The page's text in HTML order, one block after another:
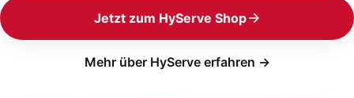
Jetzt zum HyServe Shop
Mehr über HyServe erfahren →